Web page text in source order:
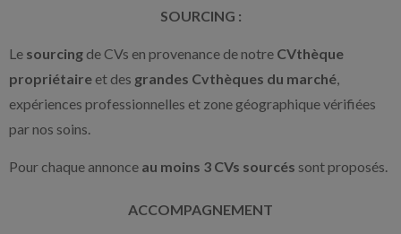
SOURCING :
Le sourcing de CVs en provenance de notre CVthèque
propriétaire et des grandes Cvthèques du marché
expériences professionnelles et zone géographique vérifiées
par nos soins.
Pour chaque annonce au moins 3 CVs sourcés sont proposés.
ACCOMPAGNEMENT